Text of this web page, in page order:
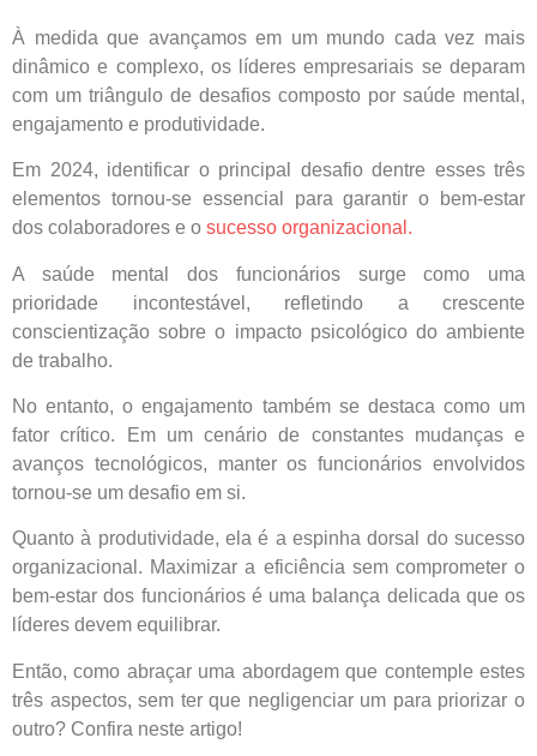
À medida que avançamos em um mundo cada vez mais
dinâmico e complexo, os líderes empresariais se deparam
com um triângulo de desafios composto por saúde mental,
engajamento e produtividade.
Em 2024, identificar o principal desafio dentre esses três
elementos tornou-se essencial para garantir o bem-estar
dos colaboradores e o sucesso organizacional.
A saúde mental dos funcionários surge como uma
prioridade incontestável, refletindo a crescente
conscientização sobre o impacto psicológico do ambiente
de trabalho.
No entanto, o engajamento também se destaca como um
fator crítico. Em um cenário de constantes mudanças e
avanços tecnológicos, manter os funcionários envolvidos
tornou-se um desafio em si.
Quanto à produtividade, ela é a espinha dorsal do sucesso
organizacional. Maximizar a eficiência sem comprometer o
bem-estar dos funcionários é uma balança delicada que os
líderes devem equilibrar.
Então, como abraçar uma abordagem que contemple estes
três aspectos, sem ter que negligenciar um para priorizar o
outro? Confira neste artigo!